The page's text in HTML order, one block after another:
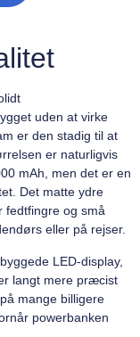
uden at virke
er den stadig til at
er naturligvis
mAh, men det er en
Det matte ydre
fedtfingre og små
eller på rejser.
LED-display,
langt mere præcist
mange billigere
powerbanken